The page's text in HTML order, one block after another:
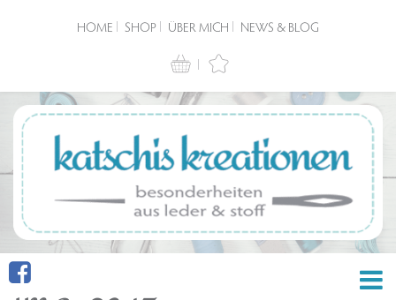
HOME SHOP ÜBER MICH NEWS & BLOG